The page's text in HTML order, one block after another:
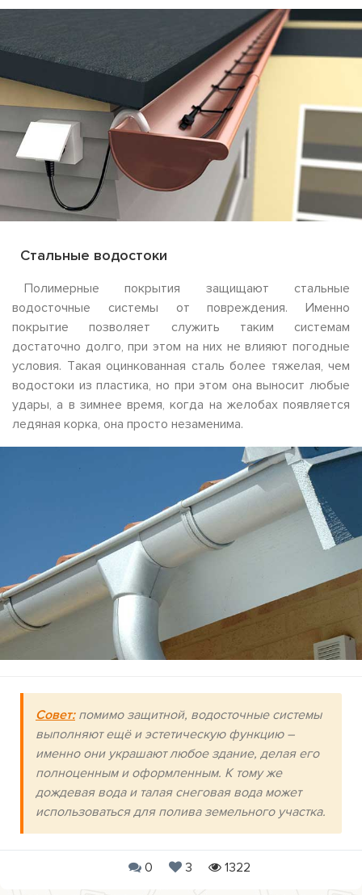
Стальные водостоки
Полимерные покрытия защищают стальные
водосточные системы от повреждения. Именно
покрытие позволяет служить таким системам
достаточно долго, при этом на них не влияют погодные
условия. Такая оцинкованная сталь более тяжелая, чем
водостоки из пластика, но при этом она выносит любые
удары, а в зимнее время, когда на желобах появляется
ледяная корка, она просто незаменима.
Совет:помимо защитной, водосточные системы
выполняют ещё и эстетическую функцию –
именно они украшают любое здание, делая его
полноценным и оформленным. К тому же
дождевая вода и талая снеговая вода может
использоваться для полива земельного участка.
0 3 1322